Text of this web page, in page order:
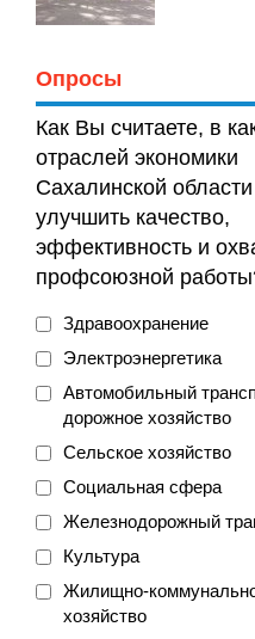
Опросы
Как Вы считаете, в
отраслей экономики
Сахалинской области
улучшить качество,
эффективность и
профсоюзной
Здравоохранение
Электроэнергетика
Автомобильный
дорожное хозяйство
Сельское хозяйство
Социальная сфера
Железнодорожный
Культура
Жилищно-
хозяйство